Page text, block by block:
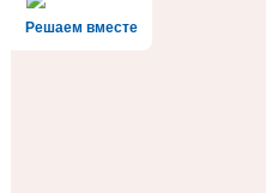
Решаем вместе